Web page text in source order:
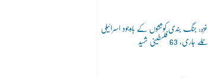
غزہ: جنگ بندی کوششوں کے باوجود اسرائیلی
حملے جاری، 63 فلسطینی شہید